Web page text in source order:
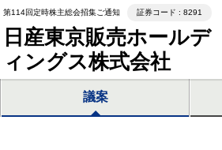
第114回定時株主総会招集ご通知 証券コード : 8291
日産東京販売ホールデ
ィングス株式会社
議案